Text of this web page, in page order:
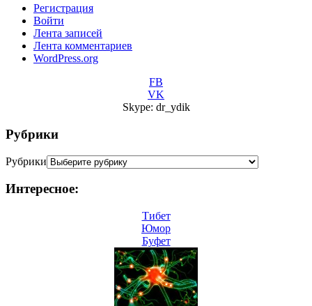
Регистрация
Войти
Лента записей
Лента комментариев
WordPress.org
FB
VK
Skype: dr_ydik
Рубрики
Рубрики
Интересное:
Тибет
Юмор
Буфет